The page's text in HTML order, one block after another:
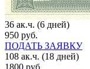
36 ак.ч. (6 дней)
950 руб.
ПОДАТЬ ЗАЯВКУ
108 ак.ч. (18 дней)
1800 руб.